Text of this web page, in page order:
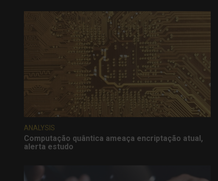
ANALYSIS
Computação quântica ameaça encriptação atual,
alerta estudo